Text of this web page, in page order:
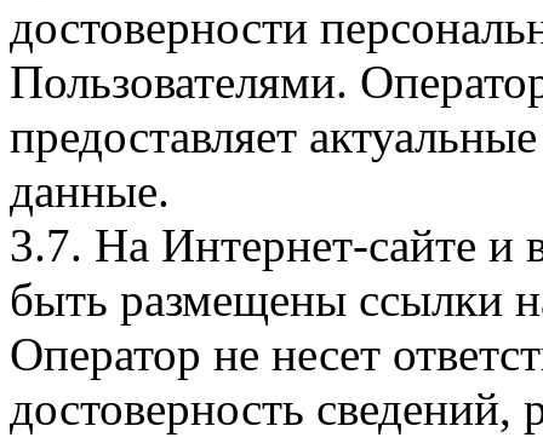
достоверности
Пользователями.
предоставляет
данные.
3.7. На Интернет-сайте
быть размещены ссылки
Оператор не несет
достоверность